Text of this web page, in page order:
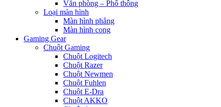
Văn phòng – Phổ thông
Loại màn hình
Màn hình phẳng
Màn hình cong
Gaming Gear
Chuột Gaming
Chuột Logitech
Chuột Razer
Chuột Newmen
Chuột Fuhlen
Chuột E-Dra
Chuột AKKO